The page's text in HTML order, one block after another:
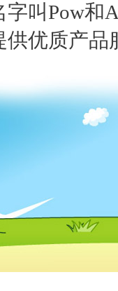
Pow和
供优质产品